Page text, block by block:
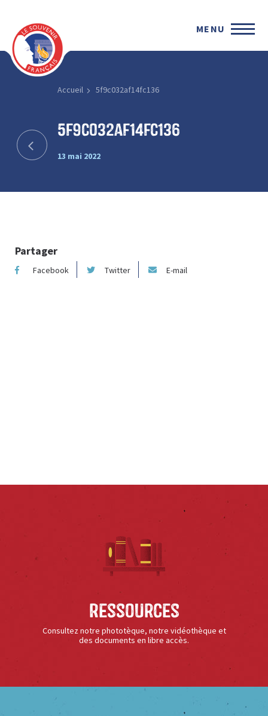
MENU
Accueil 5f9c032af14fc136
5f9c032af14fc136
13 mai 2022
Partager
Facebook Twitter E-mail
Ressources
Consultez notre phototèque, notre vidéothèque et
des documents en libre accès.